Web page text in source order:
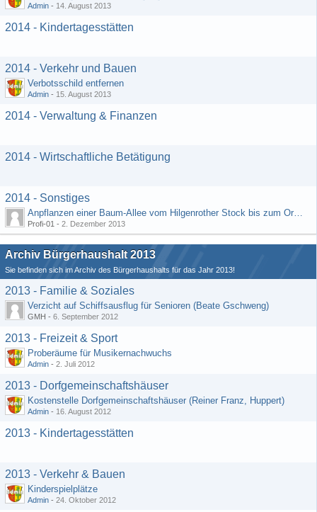
Admin - 14. August 2013
2014 - Kindertagesstätten
2014 - Verkehr und Bauen
Verbotsschild entfernen
Admin - 15. August 2013
2014 - Verwaltung & Finanzen
2014 - Wirtschaftliche Betätigung
2014 - Sonstiges
Anpflanzen einer Baum-Allee vom Hilgenrother Stock bis zum Ortseingang
Profi-01 - 2. Dezember 2013
Archiv Bürgerhaushalt 2013
Sie befinden sich im Archiv des Bürgerhaushalts für das Jahr 2013!
2013 - Familie & Soziales
Verzicht auf Schiffsausflug für Senioren (Beate Gschweng)
GMH - 6. September 2012
2013 - Freizeit & Sport
Proberäume für Musikernachwuchs
Admin - 2. Juli 2012
2013 - Dorfgemeinschaftshäuser
Kostenstelle Dorfgemeinschaftshäuser (Reiner Franz, Huppert)
Admin - 16. August 2012
2013 - Kindertagesstätten
2013 - Verkehr & Bauen
Kinderspielplätze
Admin - 24. Oktober 2012